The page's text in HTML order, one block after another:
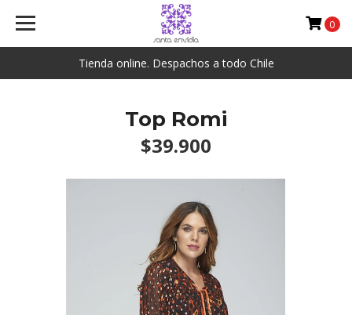
Tienda online. Despachos a todo Chile
0
Top Romi
$39.900